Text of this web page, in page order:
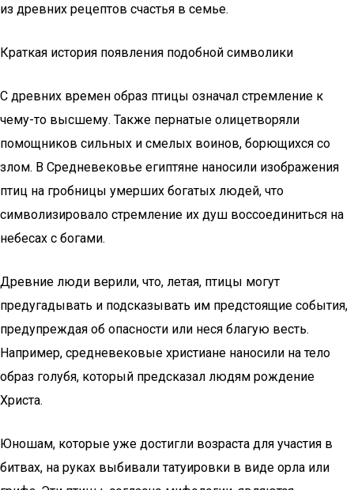
из древних рецептов счастья в семье.
Краткая история появления подобной символики
С древних времен образ птицы означал стремление к
чему-то высшему. Также пернатые олицетворяли
помощников сильных и смелых воинов, борющихся со
злом. В Средневековье египтяне наносили изображения
птиц на гробницы умерших богатых людей, что
символизировало стремление их душ воссоединиться на
небесах с богами.
Древние люди верили, что, летая, птицы могут
предугадывать и подсказывать им предстоящие события,
предупреждая об опасности или неся благую весть.
Например, средневековые христиане наносили на тело
образ голубя, который предсказал людям рождение
Христа.
Юношам, которые уже достигли возраста для участия в
битвах, на руках выбивали татуировки в виде орла или